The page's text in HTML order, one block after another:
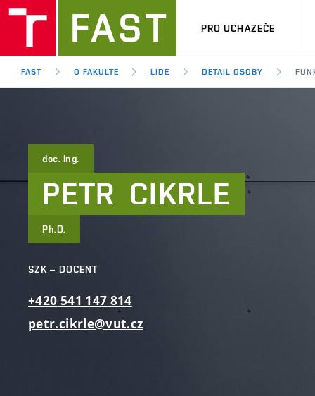
PRO UCHAZEČE
FAST O FAKULTĚ LIDÉ DETAIL OSOBY
doc. Ing.
PETR CIKRLE
Ph.D.
SZK – DOCENT
+420 541 147 814
petr.cikrle@vut.cz